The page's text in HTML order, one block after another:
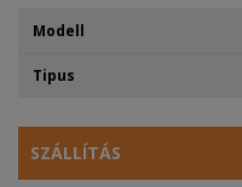
Modell
Tipus
SZÁLLÍTÁS